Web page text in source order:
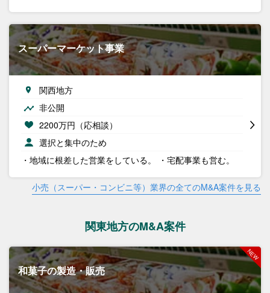
スーパーマーケット事業
関西地方
非公開
2200万円（応相談）
選択と集中のため
・地域に根差した営業をしている。 ・宅配事業も営む。
小売（スーパー・コンビニ等）業界の全てのM&A案件を見る
関東地方のM&A案件
和菓子の製造・販売